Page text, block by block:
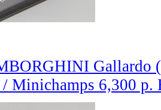
Gallardo
Minichamps 6,300 р.